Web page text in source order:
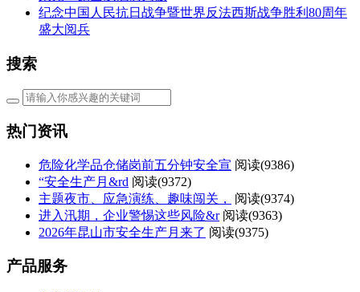
纪念中国人民抗日战争暨世界反法西斯战争胜利80周年
盛大阅兵
搜索
热门资讯
危险化学品仓储岗前五分钟安全宣 阅读(9386)
“安全生产月&rd 阅读(9372)
主题夜市、应急演练、趣味闯关，
阅读(9374)
进入汛期，企业警惕这些风险&r 阅读(9363)
2026年昆山市安全生产月来了 阅读(9375)
产品服务